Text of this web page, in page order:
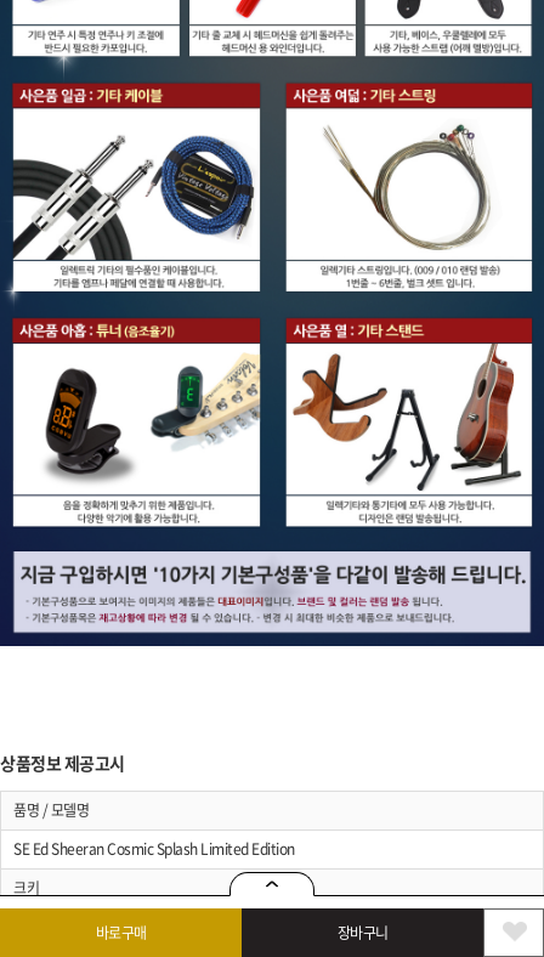
바로구매 장바구니
상품정보 제공고시
품명 / 모델명
SE Ed Sheeran Cosmic Splash Limited Edition
크키